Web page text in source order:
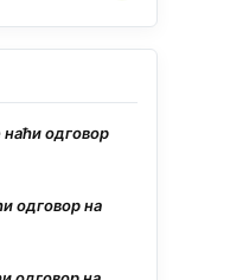
одговор
одговор на